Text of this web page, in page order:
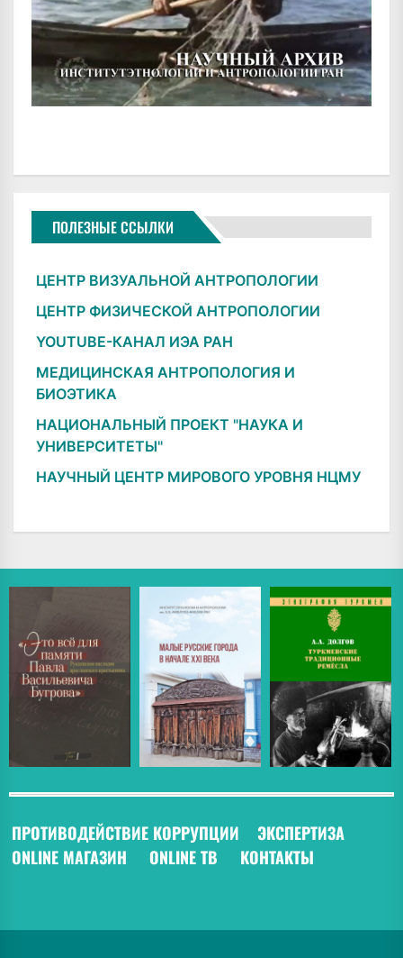
ПОЛЕЗНЫЕ ССЫЛКИ
ЦЕНТР ВИЗУАЛЬНОЙ АНТРОПОЛОГИИ
ЦЕНТР ФИЗИЧЕСКОЙ АНТРОПОЛОГИИ
YOUTUBE-КАНАЛ ИЭА РАН
МЕДИЦИНСКАЯ АНТРОПОЛОГИЯ И
БИОЭТИКА
НАЦИОНАЛЬНЫЙ ПРОЕКТ "НАУКА И
УНИВЕРСИТЕТЫ"
НАУЧНЫЙ ЦЕНТР МИРОВОГО УРОВНЯ НЦМУ
ПРОТИВОДЕЙСТВИЕ КОРРУПЦИИ ЭКСПЕРТИЗА
ONLINE МАГАЗИН
ONLINE ТВ КОНТАКТЫ